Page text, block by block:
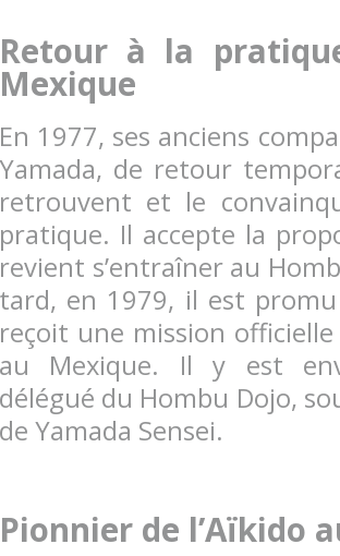
Retour à la
Mexique
En 1977, ses anciens
Yamada, de retour
retrouvent et le
pratique. Il accepte la
revient s’entraîner au
tard, en 1979, il est
reçoit une mission
au Mexique. Il y est
délégué du Hombu Dojo,
de Yamada Sensei.
Pionnier de l’Aïkido